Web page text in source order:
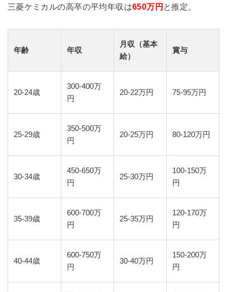
三菱ケミカルの高卒の平均年収は650万円 と推定。
年齢 年収
月収（基本
給）
賞与
20-24歳
300-400万
円
20-22万円 75-95万円
25-29歳
350-500万
円
20-25万円 80-120万円
30-34歳
450-650万
円
25-30万円
100-150万
円
35-39歳
600-700万
円
25-35万円
120-170万
円
40-44歳
600-750万
円
30-40万円
150-200万
円